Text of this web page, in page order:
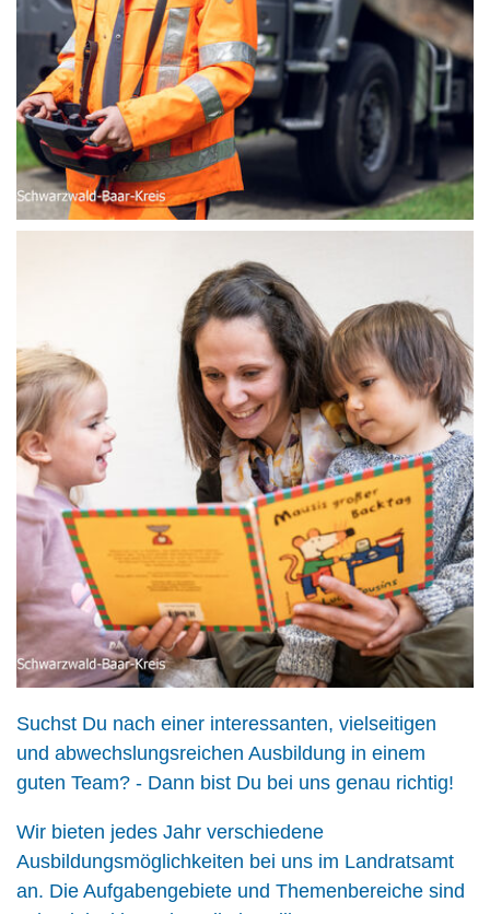
Suchst Du nach einer interessanten, vielseitigen
und abwechslungsreichen Ausbildung in einem
guten Team? - Dann bist Du bei uns genau richtig!
Wir bieten jedes Jahr verschiedene
Ausbildungsmöglichkeiten bei uns im Landratsamt
an. Die Aufgabengebiete und Themenbereiche sind